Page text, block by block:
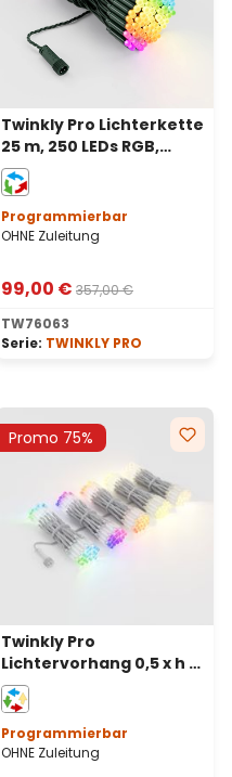
Twinkly Pro Lichterkette
25 m, 250 LEDs RGB,
grünes Kabel
Programmierbar
OHNE Zuleitung
99,00 € 357,00 €
TW76063
Serie: TWINKLY PRO
Promo 75%
Twinkly Pro
Lichtervorhang 0,5 x h 4
m, 250 LEDs RGB und
warmweiß,
transparentes Kabel
Programmierbar
OHNE Zuleitung